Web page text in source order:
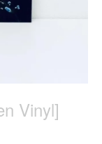
Vinyl]